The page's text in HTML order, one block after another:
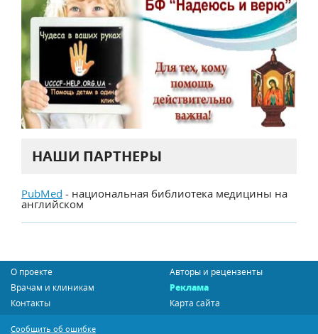
НАШИ ПАРТНЕРЫ
PubMed - национальная библиотека медицины на
английском
О проекте
Авторы и рецензенты
Врачам и клиникам
Реклама
Контакты
Карта сайта
Сообщить об ошибке